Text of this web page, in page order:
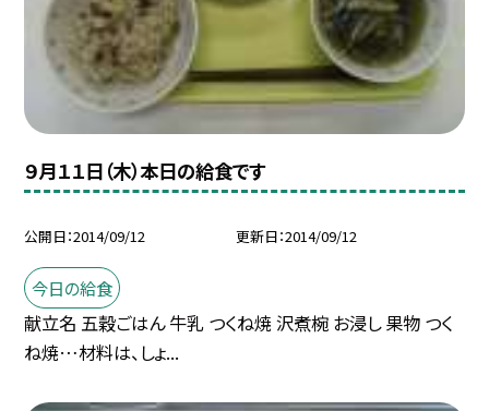
９月１１日（木）本日の給食です
公開日 2014/09/12 更新日 2014/09/12
今日の給食
献立名 五穀ごはん 牛乳 つくね焼 沢煮椀 お浸し 果物 つく
ね焼…材料は、しょ...